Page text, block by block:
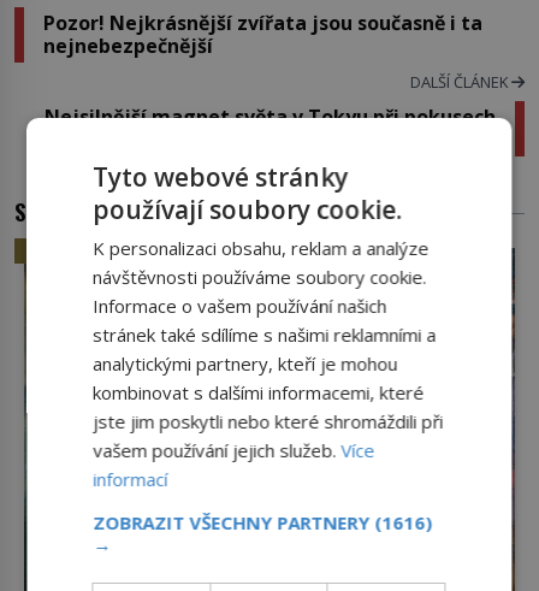
Pozor! Nejkrásnější zvířata jsou současně i ta
nejnebezpečnější
DALŠÍ ČLÁNEK
Nejsilnější magnet světa v Tokyu při pokusech
SOUVISEJÍCÍ ČLÁNKY
HISTORIE
Tyto webové stránky
používají soubory cookie.
K personalizaci obsahu, reklam a analýze
návštěvnosti používáme soubory cookie.
Informace o vašem používání našich
stránek také sdílíme s našimi reklamními a
analytickými partnery, kteří je mohou
kombinovat s dalšími informacemi, které
jste jim poskytli nebo které shromáždili při
vašem používání jejich služeb.Více
informací
ZOBRAZIT VŠECHNY PARTNERY (1616)
→